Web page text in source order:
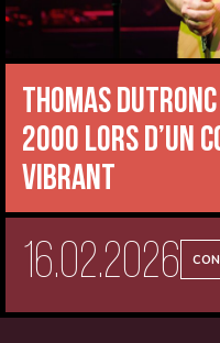
Thomas Dutronc
2000 lors d’un
vibrant
16.02.2026